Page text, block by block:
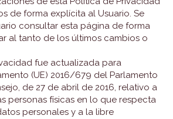
de forma explícita al Usuario. Se
consultar esta página de forma
al tanto de los últimos cambios o
fue actualizada para
(UE) 2016/679 del Parlamento
de 27 de abril de 2016, relativo a
personas físicas en lo que respecta
personales y a la libre